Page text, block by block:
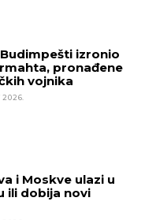
izronio
pronađene
vojnika
2026.
i Moskve ulazi u
ili dobija novi